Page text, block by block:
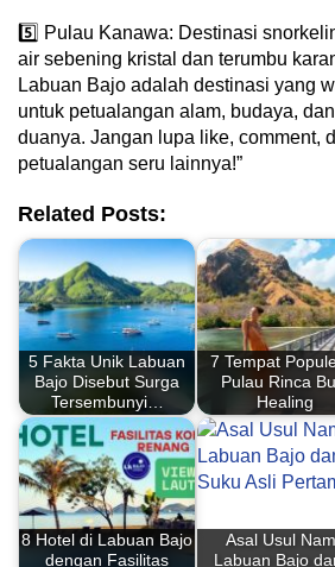
5️⃣ Pulau Kanawa: Destinasi
air sebening kristal dan terumbu
Labuan Bajo adalah destinasi yang
untuk petualangan alam, budaya,
duanya. Jangan lupa like, comment,
petualangan seru lainnya!”
Related Posts:
5 Fakta Unik Labuan
Bajo Disebut Surga
Tersembunyi…
7 Tempat
Pulau Rinca
Healing
8 Hotel di Labuan Bajo
dengan Fasilitas
Asal Usul
Labuan Bajo